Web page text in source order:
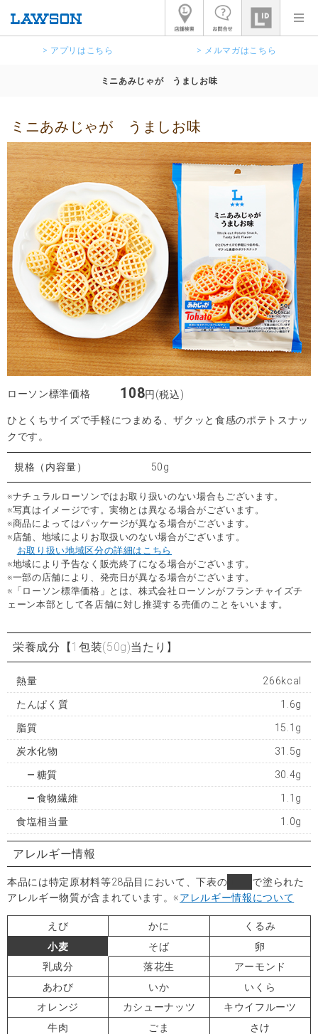
> アプリはこちら > メルマガはこちら
ミニあみじゃが うましお味
ミニあみじゃが うましお味
ローソン標準価格 108円(税込)
ひとくちサイズで手軽につまめる、ザクッと食感のポテトスナッ
クです。
規格（内容量） 50g
※ナチュラルローソンではお取り扱いのない場合もございます。
※写真はイメージです。実物とは異なる場合がございます。
※商品によってはパッケージが異なる場合がございます。
※店舗、地域によりお取扱いのない場合がございます。
お取り扱い地域区分の詳細はこちら
※地域により予告なく販売終了になる場合がございます。
※一部の店舗により、発売日が異なる場合がございます。
※「ローソン標準価格」とは、株式会社ローソンがフランチャイズチ
ェーン本部として各店舗に対し推奨する売価のことをいいます。
栄養成分 【1包装(50g)当たり】
熱量 266kcal
たんぱく質 1.6g
脂質 15.1g
炭水化物 31.5g
糖質 30.4g
食物繊維 1.1g
食塩相当量 1.0g
アレルギー情報
本品には特定原材料等28品目において、下表の
で塗られた
アレルギー物質が含まれています。※アレルギー情報について
えび かに
くるみ
小麦
そば
卵
乳成分
落花生
アーモンド
あわび
いか
いくら
オレンジ
カシューナッツ
キウイフルーツ
牛肉
ごま
さけ